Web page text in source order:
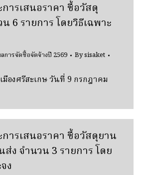
ารเสนอราคา ซื้อวัสดุ
6 รายการ โดยวิธีเฉพาะ
การจัดซื้อจัดจ้างปี 2569 Bysisaket
องศรีสะเกษ วันที่ 9 กรกฎาคม
ารเสนอราคา ซื้อวัสดุยาน
ง จํานวน 3 รายการ โดย
ง